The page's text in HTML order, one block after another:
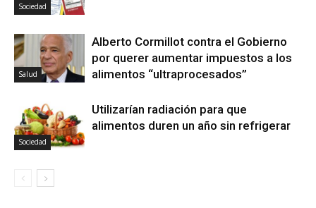
Sociedad
Salud
Alberto Cormillot contra el Gobierno
por querer aumentar impuestos a los
alimentos “ultraprocesados”
Sociedad
Utilizarían radiación para que
alimentos duren un año sin refrigerar